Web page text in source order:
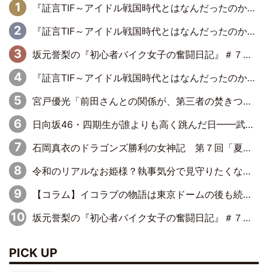
『証言TIF～アイドル戦国時代とはなんだったのか～』第11回：私立恵比寿中学・真山りか×安本彩花「TIFで10年ぶりのキョンシーメイクをしたら、場を完全に引かせてしまって。時代が変わったんだなって」
『証言TIF～アイドル戦国時代とはなんだったのか～』第10回：さくら学院・武藤彩未×飯田らうら「正直、中3で辞めるというのを信じてなくて。そう言われてはいたけど、嘘でしょって」
坂元誉梨の『初心者バイク女子の奮闘日記』＃７７「我慢大会してませんか？」
『証言TIF～アイドル戦国時代とはなんだったのか～』第8回：Negicco・Nao☆×Megu×Kaede「東京からオファーが来たのと、梨の皮剥きとどっちが大事なんだって」
宮戸優光「前田さんとの関係が、第三者の焚きつけのようなかたちで壊されてしまったのは、悲しいことですよ」【UWF】
日向坂46・四期生が誰よりも高く跳んだ日━━武道館3Daysで見せつけた実力と一体感、そしてハッピーオーラ！
石岡真衣のドラゴンズ勝利の女神記 第７回「夏の神宮！11得点どらほー」
令和のリアルなお姫様？執事気分で見守りたくなる＝LOVE屈指の天然カワイイ音嶋莉沙さん
【コラム】イコラブの物語は東京ドームの後も続くのか
坂元誉梨の『初心者バイク女子の奮闘日記』＃７６「バイクカフェ」
PICK UP